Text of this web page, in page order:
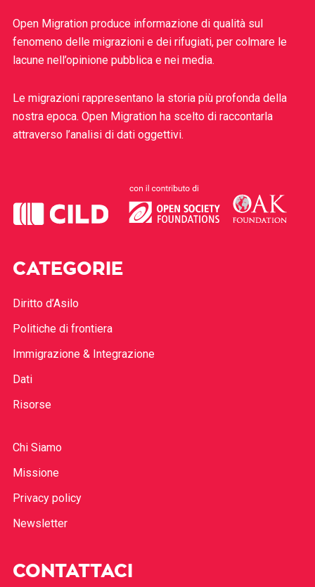
Open Migration produce informazione di qualità sul
fenomeno delle migrazioni e dei rifugiati, per colmare le
lacune nell’opinione pubblica e nei media.
Le migrazioni rappresentano la storia più profonda della
nostra epoca. Open Migration ha scelto di raccontarla
attraverso l’analisi di dati oggettivi.
CATEGORIE
Diritto d’Asilo
Politiche di frontiera
Immigrazione & Integrazione
Dati
Risorse
Chi Siamo
Missione
Privacy policy
Newsletter
CONTATTACI